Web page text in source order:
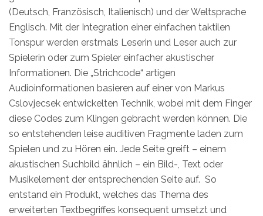
(Deutsch, Französisch, Italienisch) und der Weltsprache
Englisch. Mit der Integration einer einfachen taktilen
Tonspur werden erstmals Leserin und Leser auch zur
Spielerin oder zum Spieler einfacher akustischer
Informationen. Die „Strichcode“ artigen
Audioinformationen basieren auf einer von Markus
Cslovjecsek entwickelten Technik, wobei mit dem Finger
diese Codes zum Klingen gebracht werden können. Die
so entstehenden leise auditiven Fragmente laden zum
Spielen und zu Hören ein. Jede Seite greift – einem
akustischen Suchbild ähnlich – ein Bild-, Text oder
Musikelement der entsprechenden Seite auf. So
entstand ein Produkt, welches das Thema des
erweiterten Textbegriffes konsequent umsetzt und